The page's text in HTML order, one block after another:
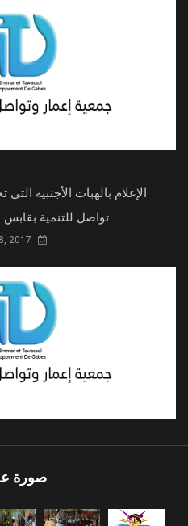
الإعلام بالهبات الأجنبية
تواصل للتنمية بقابس بتاريخ
صورة